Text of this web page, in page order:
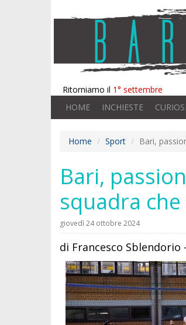
Ritorniamo il 1° settembre
HOME INCHIESTE
Home Sport Bari,
Bari,
squadra
giovedì 24 ottobre 2024
di Francesco